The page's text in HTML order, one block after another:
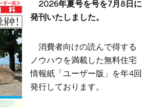
2026年夏号を号を7月8日に
発刊いたしました。
消費者向けの読んで得する
ノウハウを満載した無料住宅
情報紙「ユーザー版」を年4回
発行しております。